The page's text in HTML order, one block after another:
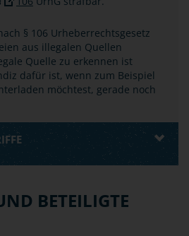
§ 106 Urheberrechtsgesetz
aus illegalen Quellen
Quelle zu erkennen ist
dafür ist, wenn zum Beispiel
möchtest, gerade noch
BETEILIGTE